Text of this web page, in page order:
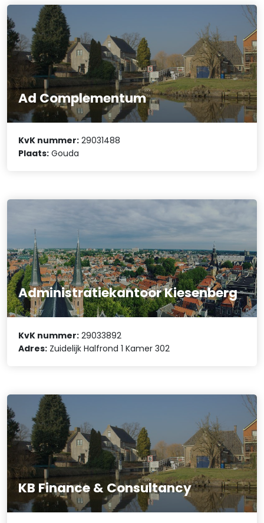
Ad Complementum
KvK nummer: 29031488
Plaats: Gouda
Administratiekantoor Kiesenberg
KvK nummer: 29033892
Adres: Zuidelijk Halfrond 1 Kamer 302
KB Finance & Consultancy